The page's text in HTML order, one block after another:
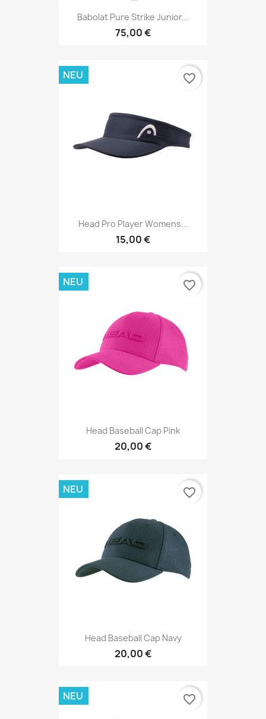
Babolat Pure Strike Junior...
75,00 €
Head Pro Player Womens...
15,00 €
NEU favorite_border
Head Baseball Cap Pink
20,00 €
NEU favorite_border
Head Baseball Cap Navy
20,00 €
NEU favorite_border
NEU favorite_border